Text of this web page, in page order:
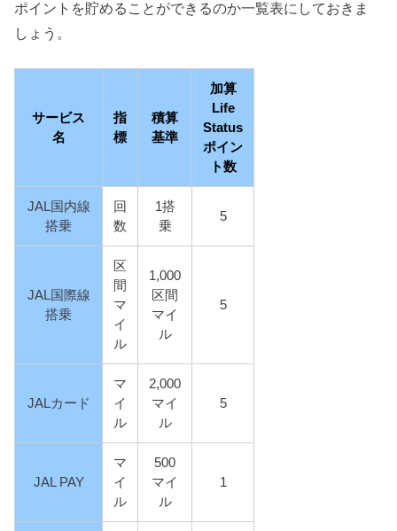
ポイントを貯めることができるのか一覧表にしておきま
しょう。
サービス
名
指
標
積算
基準
加算
Life
Status
ポイン
ト数
JAL国内線
搭乗
回
数
1搭
乗
5
JAL国際線
搭乗
区
間
マ
イ
ル
1,000
区間
マイ
ル
5
JALカード
マ
イ
ル
2,000
マイ
ル
5
JAL PAY
マ
イ
ル
500
マイ
ル
1